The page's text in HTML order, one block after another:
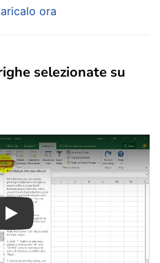
ora
selezionate su
Play